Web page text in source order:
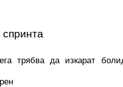
спринта
трябва да изкарат